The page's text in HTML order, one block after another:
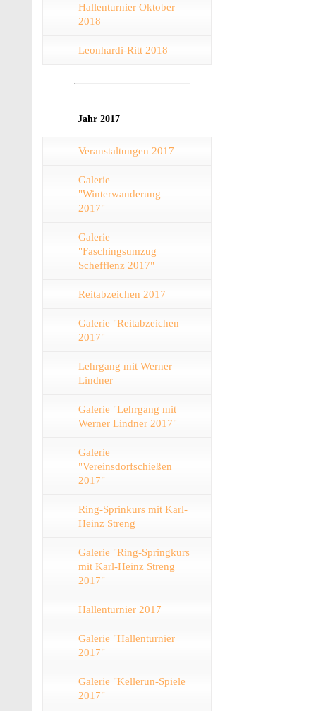
Hallenturnier Oktober
2018
Leonhardi-Ritt 2018
Jahr 2017
Veranstaltungen 2017
Galerie
"Winterwanderung
2017"
Galerie
"Faschingsumzug
Schefflenz 2017"
Reitabzeichen 2017
Galerie "Reitabzeichen
2017"
Lehrgang mit Werner
Lindner
Galerie "Lehrgang mit
Werner Lindner 2017"
Galerie
"Vereinsdorfschießen
2017"
Ring-Sprinkurs mit Karl-
Heinz Streng
Galerie "Ring-Springkurs
mit Karl-Heinz Streng
2017"
Hallenturnier 2017
Galerie "Hallenturnier
2017"
Galerie "Kellerun-Spiele
2017"